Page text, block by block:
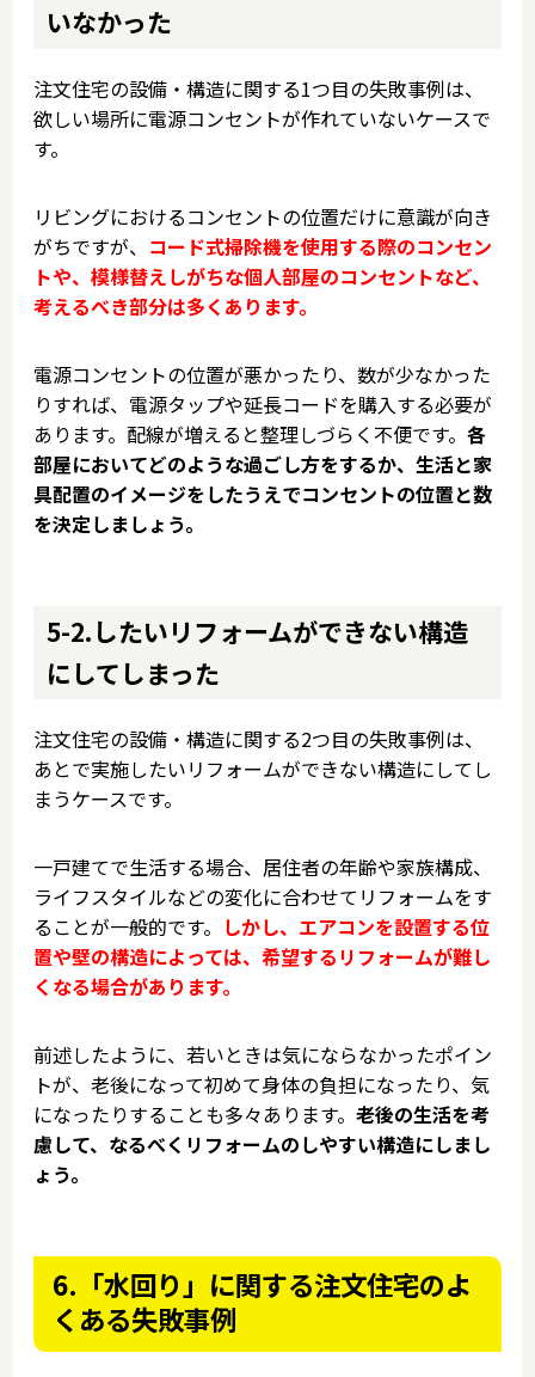
いなかった
注文住宅の設備・構造に関する1つ目の失敗事例は、
欲しい場所に電源コンセントが作れていないケースで
す。
リビングにおけるコンセントの位置だけに意識が向き
がちですが、 コード式掃除機を使用する際のコンセン
トや、模様替えしがちな個人部屋のコンセントなど、
考えるべき部分は多くあります。
電源コンセントの位置が悪かったり、数が少なかった
りすれば、電源タップや延長コードを購入する必要が
あります。配線が増えると整理しづらく不便です。各
部屋においてどのような過ごし方をするか、生活と家
具配置のイメージをしたうえでコンセントの位置と数
を決定しましょう。
5-2.したいリフォームができない構造
にしてしまった
注文住宅の設備・構造に関する2つ目の失敗事例は、
あとで実施したいリフォームができない構造にしてし
まうケースです。
一戸建てで生活する場合、居住者の年齢や家族構成、
ライフスタイルなどの変化に合わせてリフォームをす
ることが一般的です。 しかし、エアコンを設置する位
置や壁の構造によっては、希望するリフォームが難し
くなる場合があります。
前述したように、若いときは気にならなかったポイン
トが、老後になって初めて身体の負担になったり、気
になったりすることも多々あります。老後の生活を考
慮して、なるべくリフォームのしやすい構造にしまし
ょう。
6.「水回り」に関する注文住宅のよ
くある失敗事例